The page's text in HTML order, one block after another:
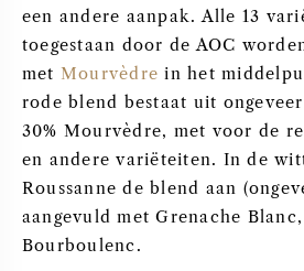
een andere aanpak. Alle 13
toegestaan door de AOC
met Mourvèdre in het
rode blend bestaat uit
30% Mourvèdre, met voor de
en andere variëteiten. In de
Roussanne de blend aan
aangevuld met Grenache
Bourboulenc.